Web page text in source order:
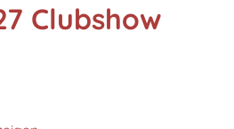
Clubshow